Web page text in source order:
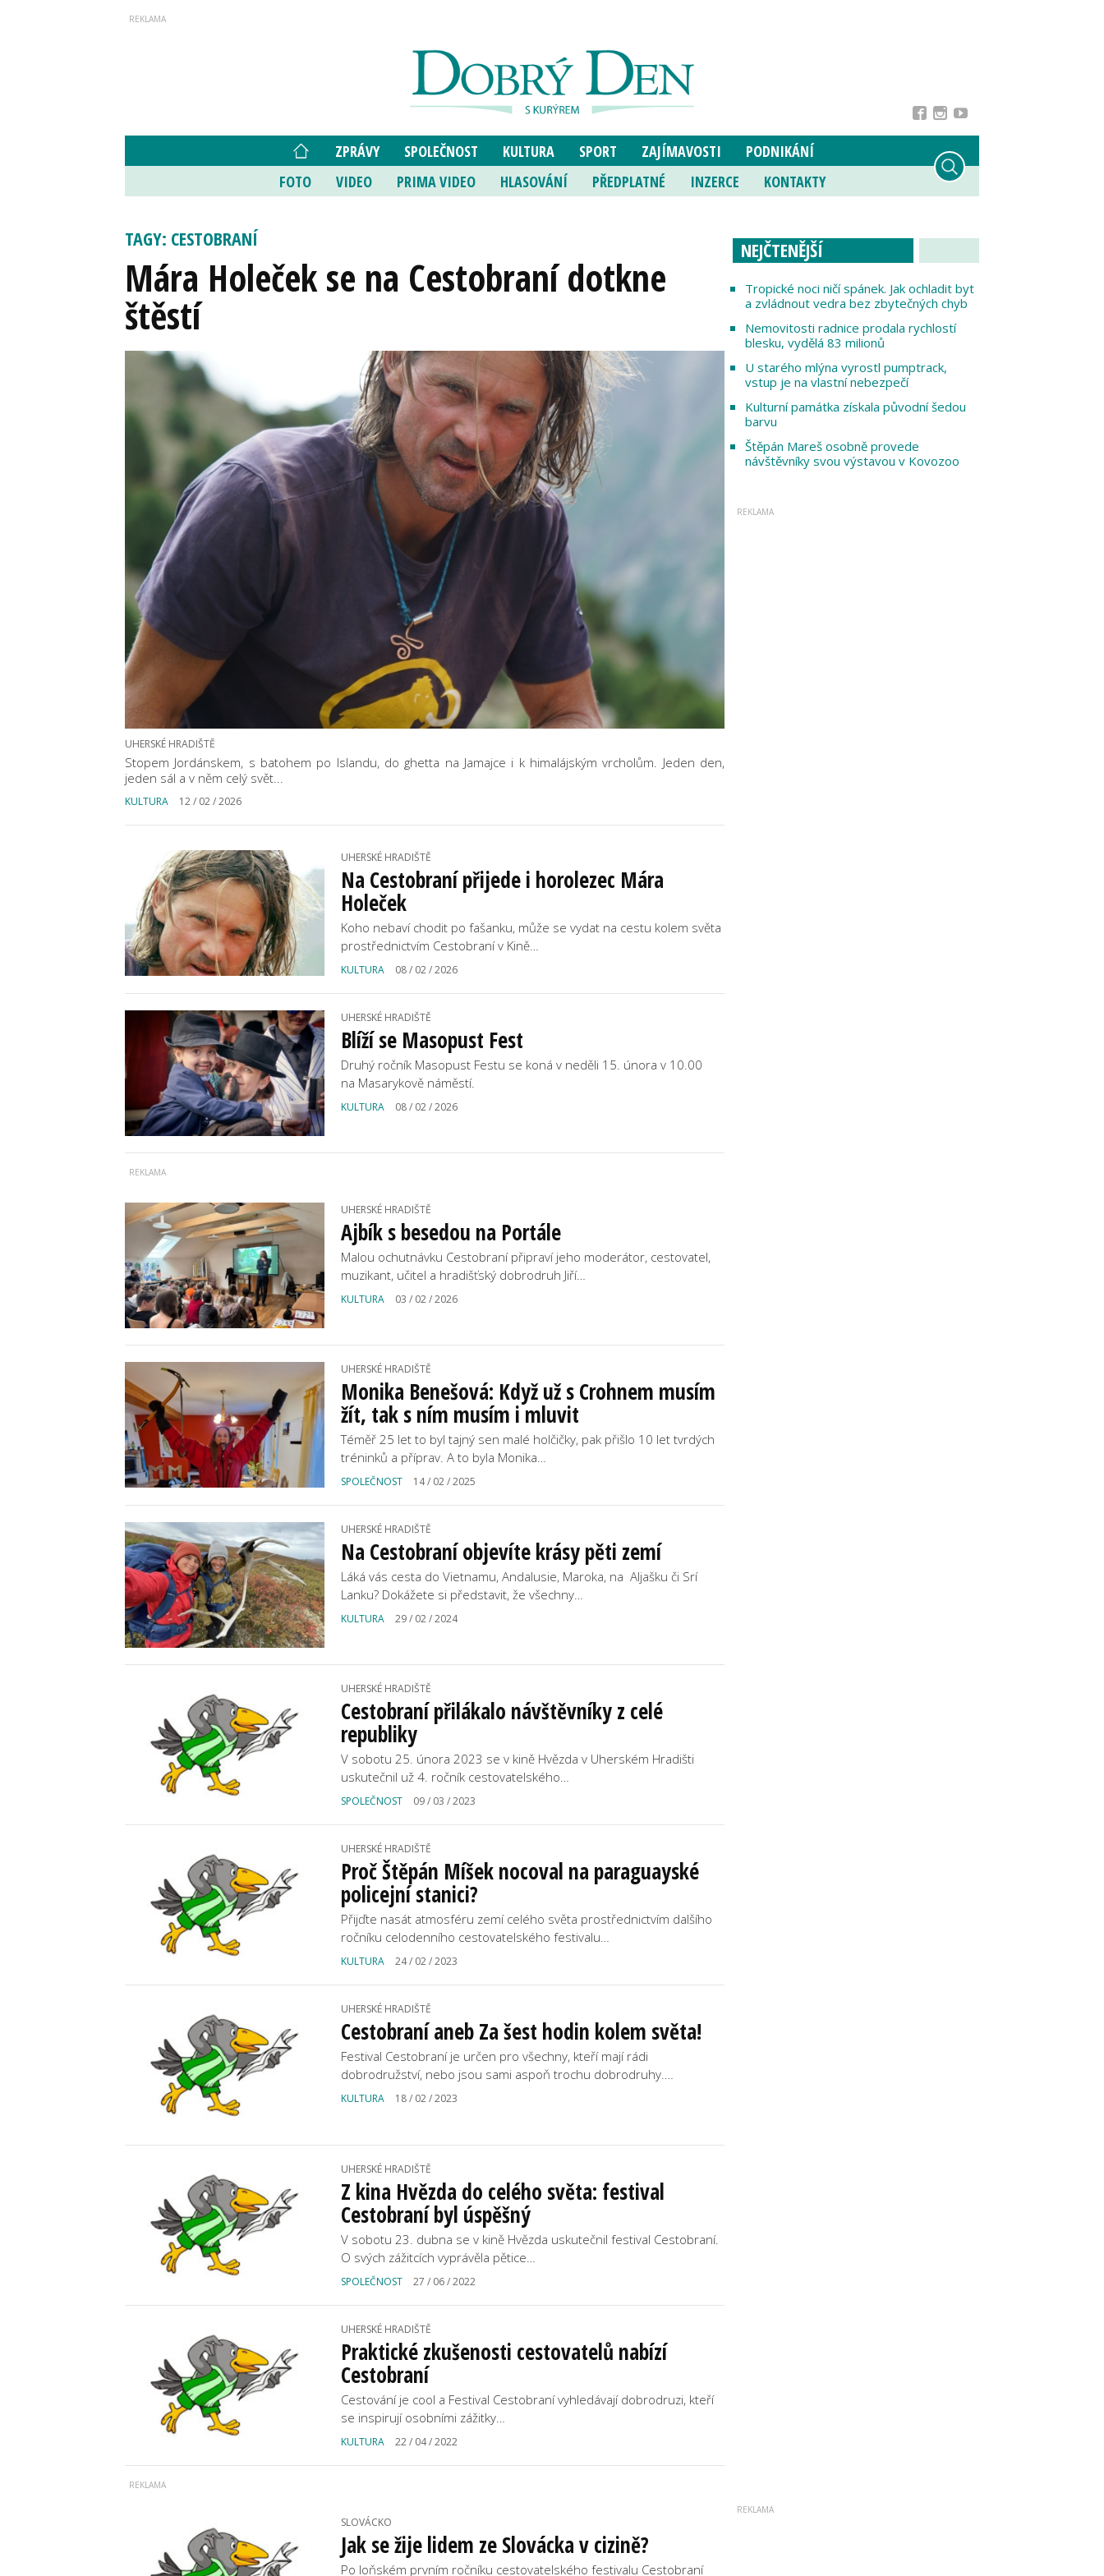
ZPRÁVY SPOLEČNOST KULTURA SPORT ZAJÍMAVOSTI
PODNIKÁNÍ
FOTO
VIDEO PRIMA VIDEO HLASOVÁNÍ PŘEDPLATNÉ INZERCE KONTAKTY
TAGY: CESTOBRANÍ
Mára Holeček se na Cestobraní dotkne
štěstí
UHERSKÉ HRADIŠTĚ
Stopem Jordánskem, s batohem po Islandu, do ghetta na Jamajce i k himalájským vrcholům. Jeden den,
jeden sál a v něm celý svět...
KULTURA 12 / 02 / 2026
UHERSKÉ HRADIŠTĚ
Na Cestobraní přijede i horolezec Mára
Holeček
Koho nebaví chodit po fašanku, může se vydat na cestu kolem světa
prostřednictvím Cestobraní v Kině…
KULTURA 08 / 02 / 2026
UHERSKÉ HRADIŠTĚ
Blíží se Masopust Fest
Druhý ročník Masopust Festu se koná v neděli 15. února v 10.00
na Masarykově náměstí.
KULTURA 08 / 02 / 2026
UHERSKÉ HRADIŠTĚ
Ajbík s besedou na Portále
Malou ochutnávku Cestobraní připraví jeho moderátor, cestovatel,
muzikant, učitel a hradišťský dobrodruh Jiří…
KULTURA 03 / 02 / 2026
UHERSKÉ HRADIŠTĚ
Monika Benešová: Když už s Crohnem musím
žít, tak s ním musím i mluvit
Téměř 25 let to byl tajný sen malé holčičky, pak přišlo 10 let tvrdých
tréninků a příprav. A to byla Monika…
SPOLEČNOST 14 / 02 / 2025
UHERSKÉ HRADIŠTĚ
Na Cestobraní objevíte krásy pěti zemí
Láká vás cesta do Vietnamu, Andalusie, Maroka, na Aljašku či Srí
Lanku? Dokážete si představit, že všechny…
KULTURA 29 / 02 / 2024
UHERSKÉ HRADIŠTĚ
Cestobraní přilákalo návštěvníky z celé
republiky
V sobotu 25. února 2023 se v kině Hvězda v Uherském Hradišti
uskutečnil už 4. ročník cestovatelského…
SPOLEČNOST 09 / 03 / 2023
UHERSKÉ HRADIŠTĚ
Proč Štěpán Míšek nocoval na paraguayské
policejní stanici?
Přijďte nasát atmosféru zemí celého světa prostřednictvím dalšího
ročníku celodenního cestovatelského festivalu…
KULTURA 24 / 02 / 2023
UHERSKÉ HRADIŠTĚ
Cestobraní aneb Za šest hodin kolem světa!
Festival Cestobraní je určen pro všechny, kteří mají rádi
dobrodružství, nebo jsou sami aspoň trochu dobrodruhy.…
KULTURA 18 / 02 / 2023
UHERSKÉ HRADIŠTĚ
Z kina Hvězda do celého světa: festival
Cestobraní byl úspěšný
V sobotu 23. dubna se v kině Hvězda uskutečnil festival Cestobraní.
O svých zážitcích vyprávěla pětice…
SPOLEČNOST 27 / 06 / 2022
UHERSKÉ HRADIŠTĚ
Praktické zkušenosti cestovatelů nabízí
Cestobraní
Cestování je cool a Festival Cestobraní vyhledávají dobrodruzi, kteří
se inspirují osobními zážitky…
KULTURA 22 / 04 / 2022
NEJČTENĚJŠÍ
Tropické noci ničí spánek. Jak ochladit byt
a zvládnout vedra bez zbytečných chyb
Nemovitosti radnice prodala rychlostí
blesku, vydělá 83 milionů
U starého mlýna vyrostl pumptrack,
vstup je na vlastní nebezpečí
Kulturní památka získala původní šedou
barvu
Štěpán Mareš osobně provede
návštěvníky svou výstavou v Kovozoo
SLOVÁCKO
Jak se žije lidem ze Slovácka v cizině?
Po loňském prvním ročníku cestovatelského festivalu Cestobraní